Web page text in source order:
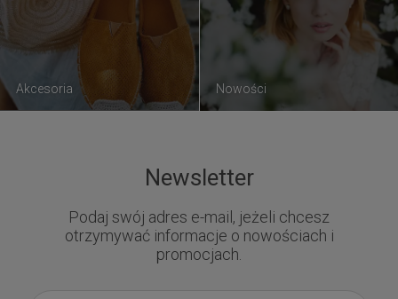
Akcesoria Nowości
Newsletter
Podaj swój adres e-mail, jeżeli chcesz
otrzymywać informacje o nowościach i
promocjach.